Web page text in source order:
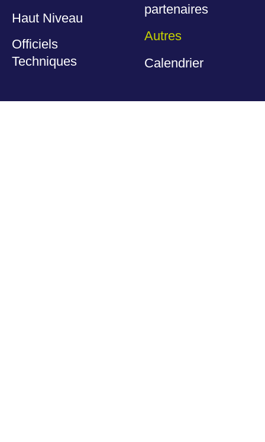
Haut Niveau
Officiels
Techniques
partenaires
Autres
Calendrier